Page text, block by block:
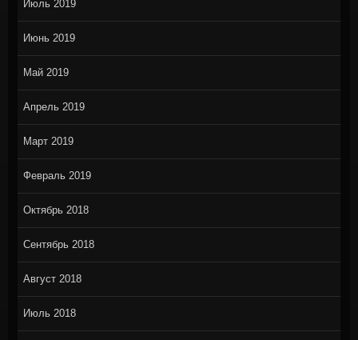
Июль 2019
Июнь 2019
Май 2019
Апрель 2019
Март 2019
Февраль 2019
Октябрь 2018
Сентябрь 2018
Август 2018
Июль 2018